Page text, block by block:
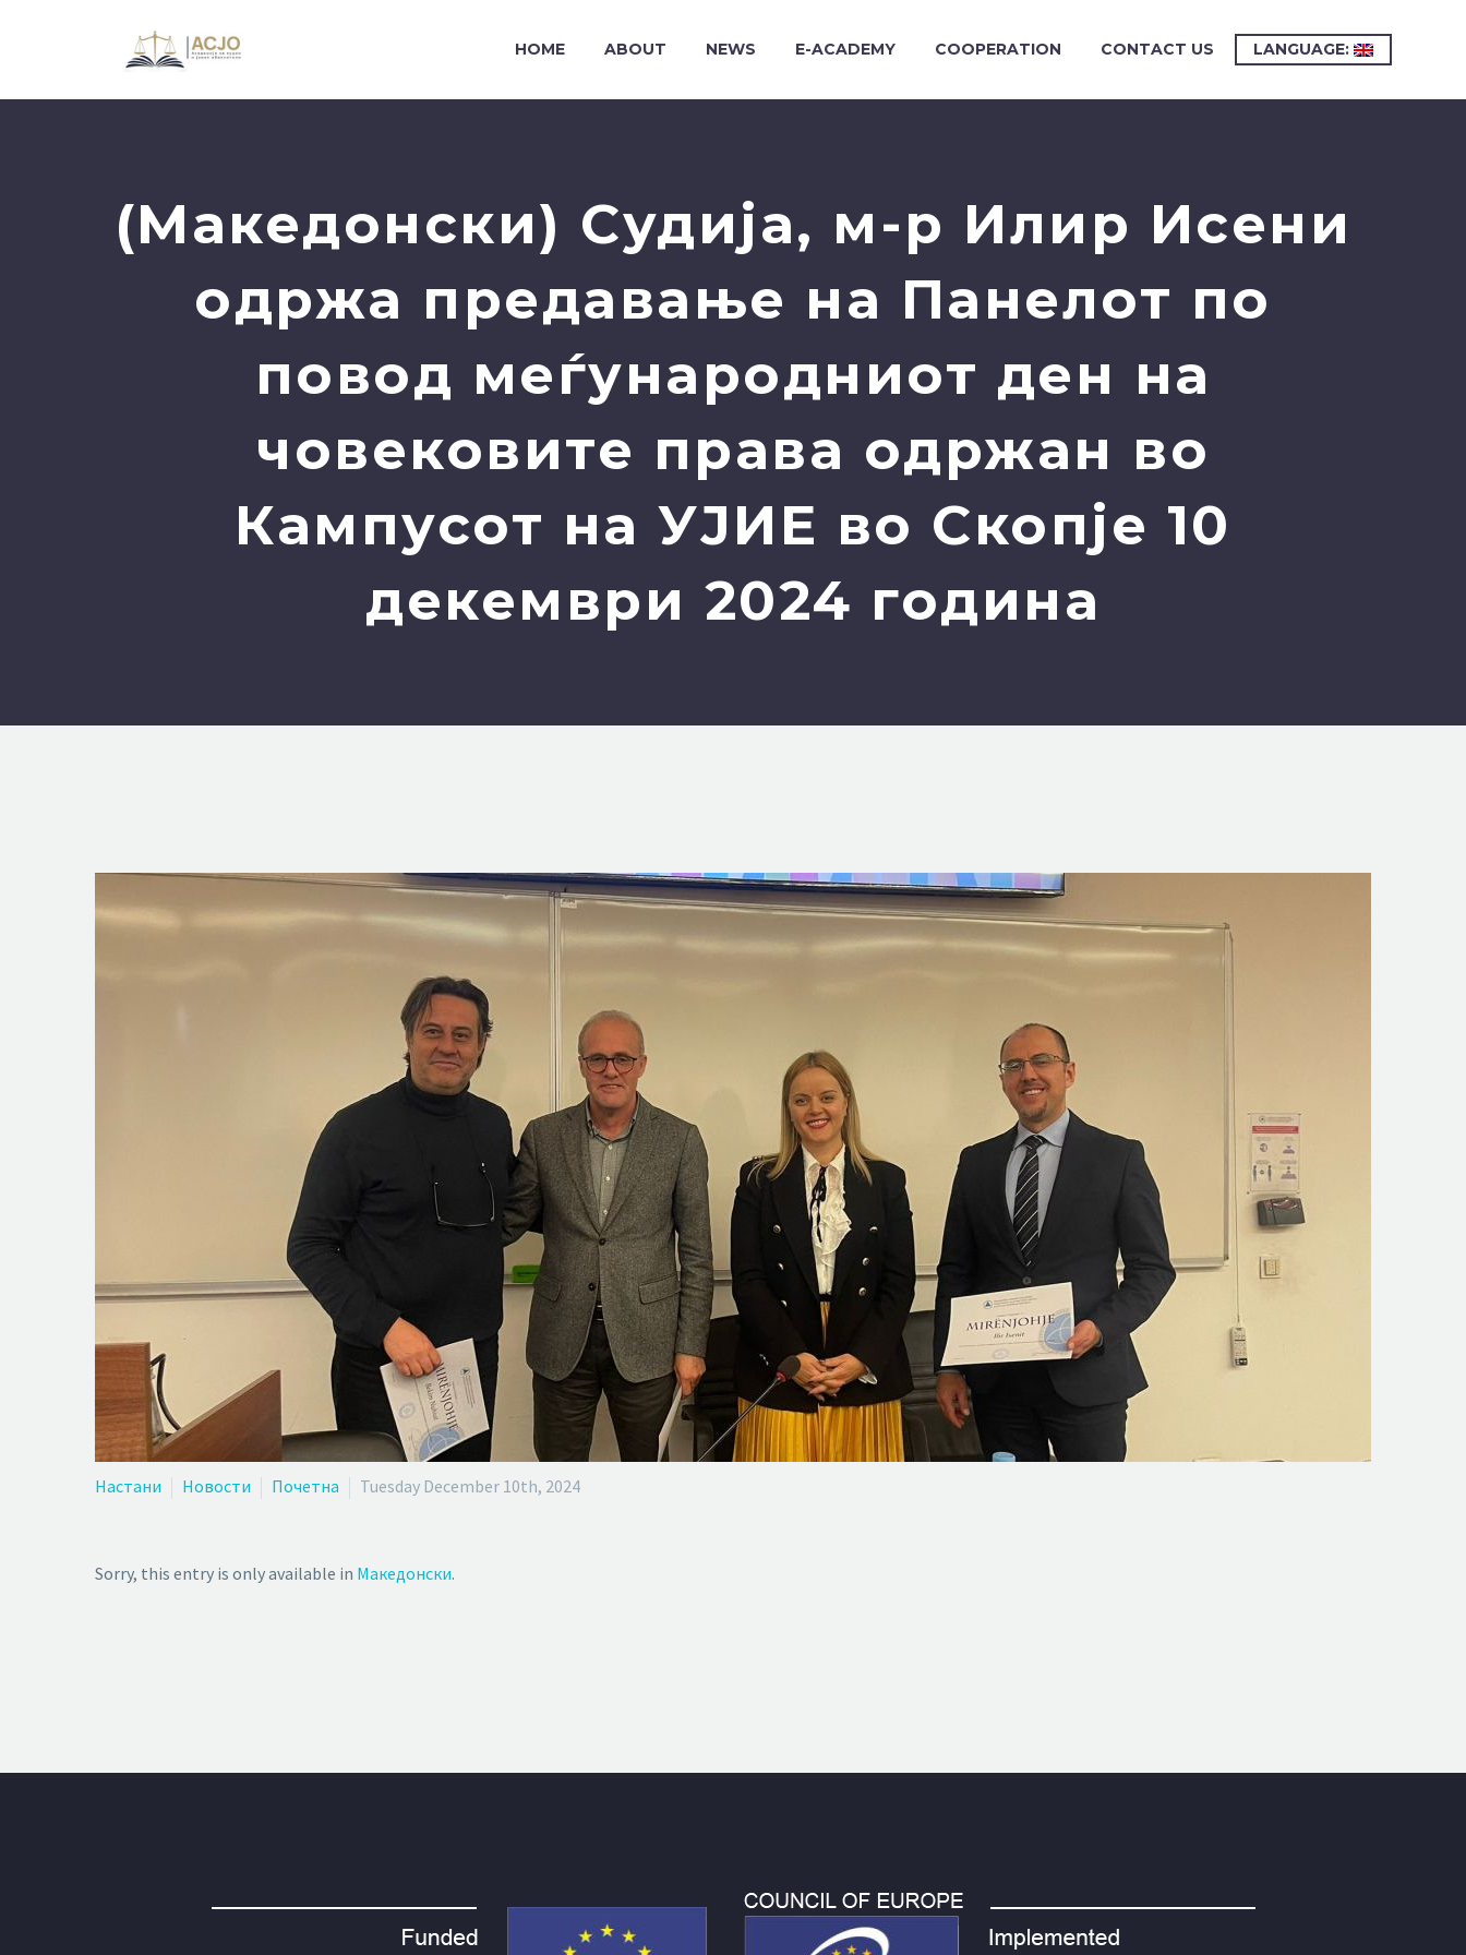
HOME ABOUT NEWS E-ACADEMY COOPERATION CONTACT US LANGUAGE:
(Македонски) Судија, м-р Илир Исени
одржа предавање на Панелот по
повод меѓународниот ден на
човековите права одржан во
Кампусот на УЈИЕ во Скопје 10
декември 2024 година
Настани Новости Почетна Tuesday December 10th, 2024
Sorry, this entry is only available in Македонски.